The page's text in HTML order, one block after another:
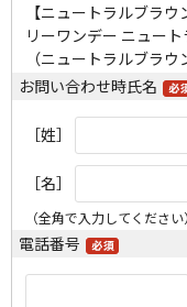
【ニュートラルブラ
リーワンデー ニュー
（ニュートラルブラウ
お問い合わせ時氏名
［姓］
［名］
（全角で入力してください）
電話番号